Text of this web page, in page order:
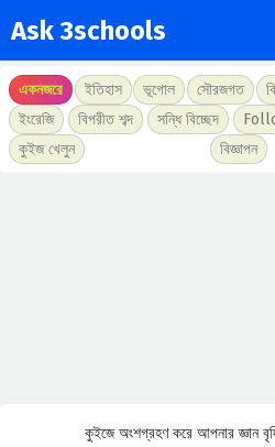
Ask 3schools
একনজরে ইতিহাস ভূগোল সৌরজগত
ইংরেজি
বিপরীত শব্দ সন্ধি বিচ্ছেদ
কুইজ খেলুন
বিজ্ঞাপন
কুইজে অংশগ্রহণ করে আপনার জ্ঞান